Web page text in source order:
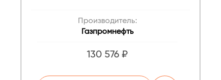
Производитель:
Газпромнефть
130 576 ₽